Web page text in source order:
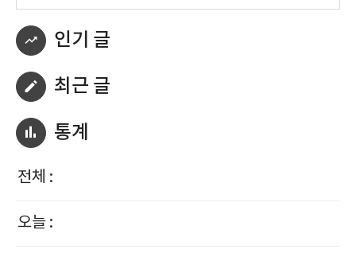
인기 글
최근 글
통계
전체 :
오늘 :